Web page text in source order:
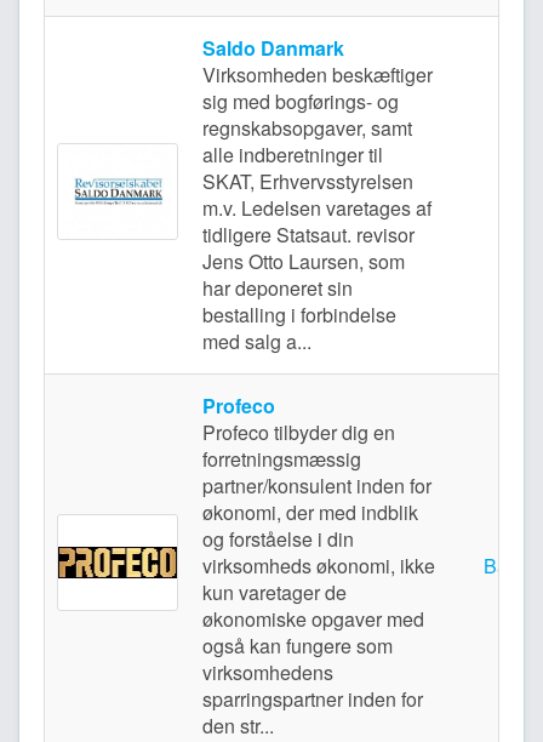
Saldo Danmark
Virksomheden beskæftiger
sig med bogførings- og
regnskabsopgaver, samt
alle indberetninger til
SKAT, Erhvervsstyrelsen
m.v. Ledelsen varetages af
tidligere Statsaut. revisor
Jens Otto Laursen, som
har deponeret sin
bestalling i forbindelse
med salg a...
Profeco
Profeco tilbyder dig en
forretningsmæssig
partner/konsulent inden for
økonomi, der med indblik
og forståelse i din
virksomheds økonomi, ikke
kun varetager de
økonomiske opgaver med
også kan fungere som
virksomhedens
sparringspartner inden for
den str...